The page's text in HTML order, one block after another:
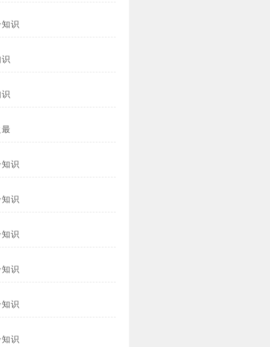
识
识
识
识
识
识
识